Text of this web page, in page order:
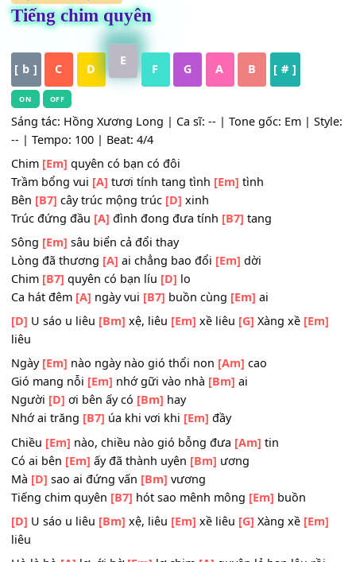
HỢP ÂM Nhạc Trẻ
Tiếng chim quyên
[ b ] C D F G A B [ # ]
ON OFF
Sáng tác: Hồng Xương Long | Ca sĩ: -- | Tone gốc: Em |
-- | Tempo: 100 | Beat: 4/4
Chim[Em]quyên có bạn có đôi
Trầm bổng vui[A] tươi tính tang tình
Bên [B7]cây trúc mộng trúc[D]xinh
Trúc đứng đầu [A]đình đong đưa tính
sâu biển cả đổi thay
Lòng đã thương[A]ai chẳng bao đổi [Em]dời
Chim
Ca hát đêm[A]ngày vui[B7]buồn cùng[Em]
[D]U sáo u liêu[Bm]xệ, liêu
liêu
Ngày[Em] nào ngày nào gió thổi non[Am]cao
Gió mang nỗi[Em] nhớ gữi vào nhà[Bm]
Người[D] ơi bên ấy có[Bm]hay
Nhớ ai trăng[B7]úa khi vơi khi[Em]đầy
Chiều[Em]nào, chiều nào gió bỗng đưa[Am]tin